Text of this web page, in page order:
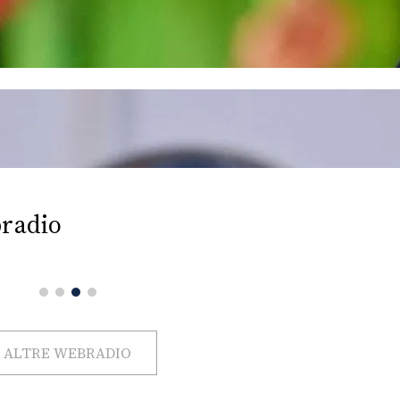
ALTRE WEBRADIO